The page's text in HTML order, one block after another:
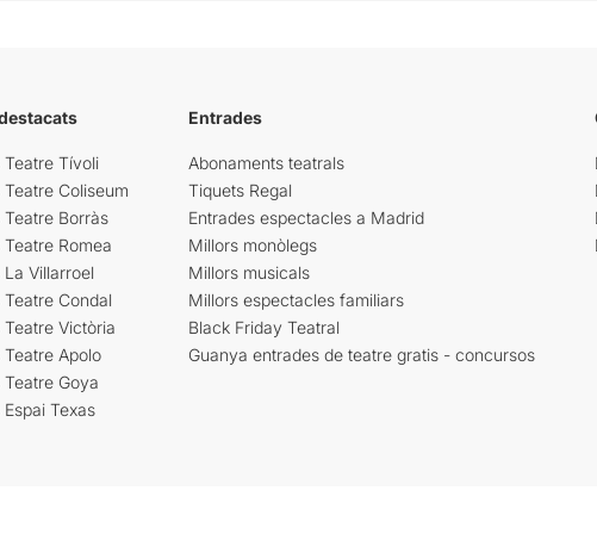
Teatre Tívoli
Teatre Coliseum
Teatre Borràs
Teatre Romea
La Villarroel
Teatre Condal
Teatre Victòria
Teatre Apolo
Teatre Goya
Espai Texas
Entrades
Abonaments teatrals
Tiquets Regal
Entrades espectacles a Madrid
Millors monòlegs
Millors musicals
Millors espectacles familiars
Black Friday Teatral
Guanya entrades de teatre gratis - concursos